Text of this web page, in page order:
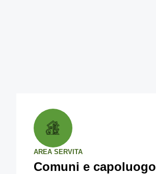
AREA SERVITA
Comuni e capoluogo